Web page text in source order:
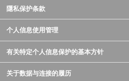
隱私保护条款
个人信息使用管理
有关特定个人信息保护的基本方针
关于数据与连接的履历